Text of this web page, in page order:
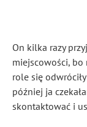
On kilka razy
miejscowości, bo
role się
później ja
skontaktować i